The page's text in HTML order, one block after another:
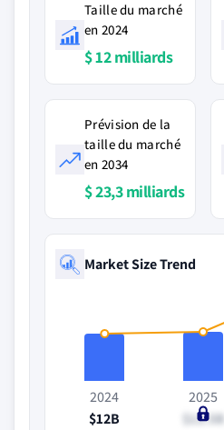
Taille du marché
en 2024
$ 12 milliards
Prévision de la
taille du marché
en 2034
$ 23,3 milliards
Market Size Trend
2024
$12B
2025
$12.5B